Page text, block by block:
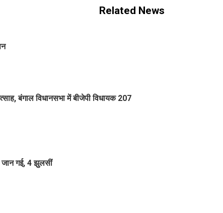
Related News
बंगाल विधानसभा में बीजेपी विधायक 207
जान गई, 4 झुलसीं